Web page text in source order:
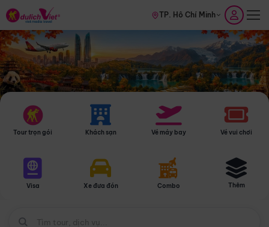
TP. Hồ Chí Minh
Tour trọn gói Khách sạn Vé máy bay Vé vui chơi
Visa Xe đưa đón Combo Thêm